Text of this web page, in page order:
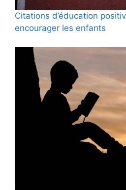
Citations d’éducation
encourager les enfants